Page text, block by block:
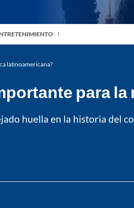
latinoamericana?
para
huella en la historia del